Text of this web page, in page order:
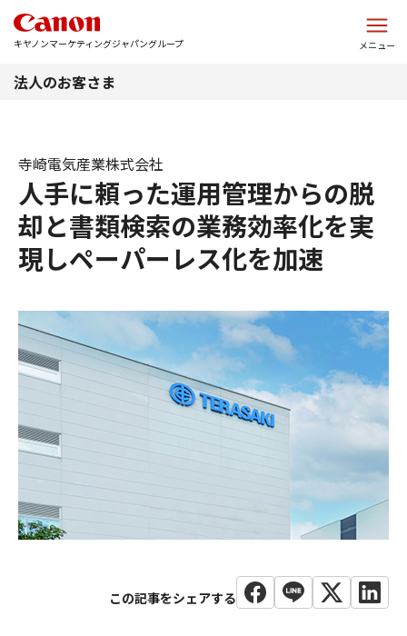
キヤノンマーケティングジャパングループ メニュー
法人のお客さま
人手に頼った運用管理からの脱
却と書類検索の業務効率化を実
現しペーパーレス化を加速
寺崎電気産業株式会社